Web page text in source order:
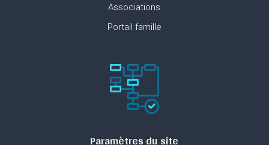
Associations
Portail famille
Paramètres du site